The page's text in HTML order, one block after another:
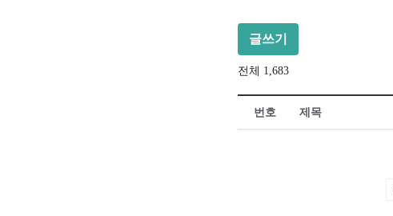
전체 1,683
번호 제목
글쓰기